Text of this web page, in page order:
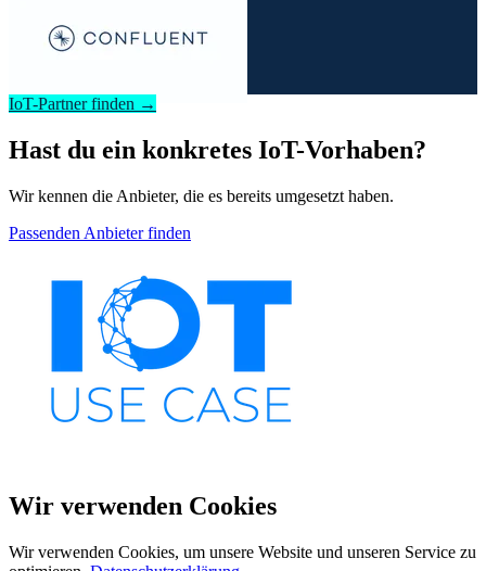
IoT-Partner finden →
Hast du ein konkretes IoT-Vorhaben?
Wir kennen die Anbieter, die es bereits umgesetzt haben.
Passenden Anbieter finden
Wir verwenden Cookies
Wir verwenden Cookies, um unsere Website und unseren Service zu